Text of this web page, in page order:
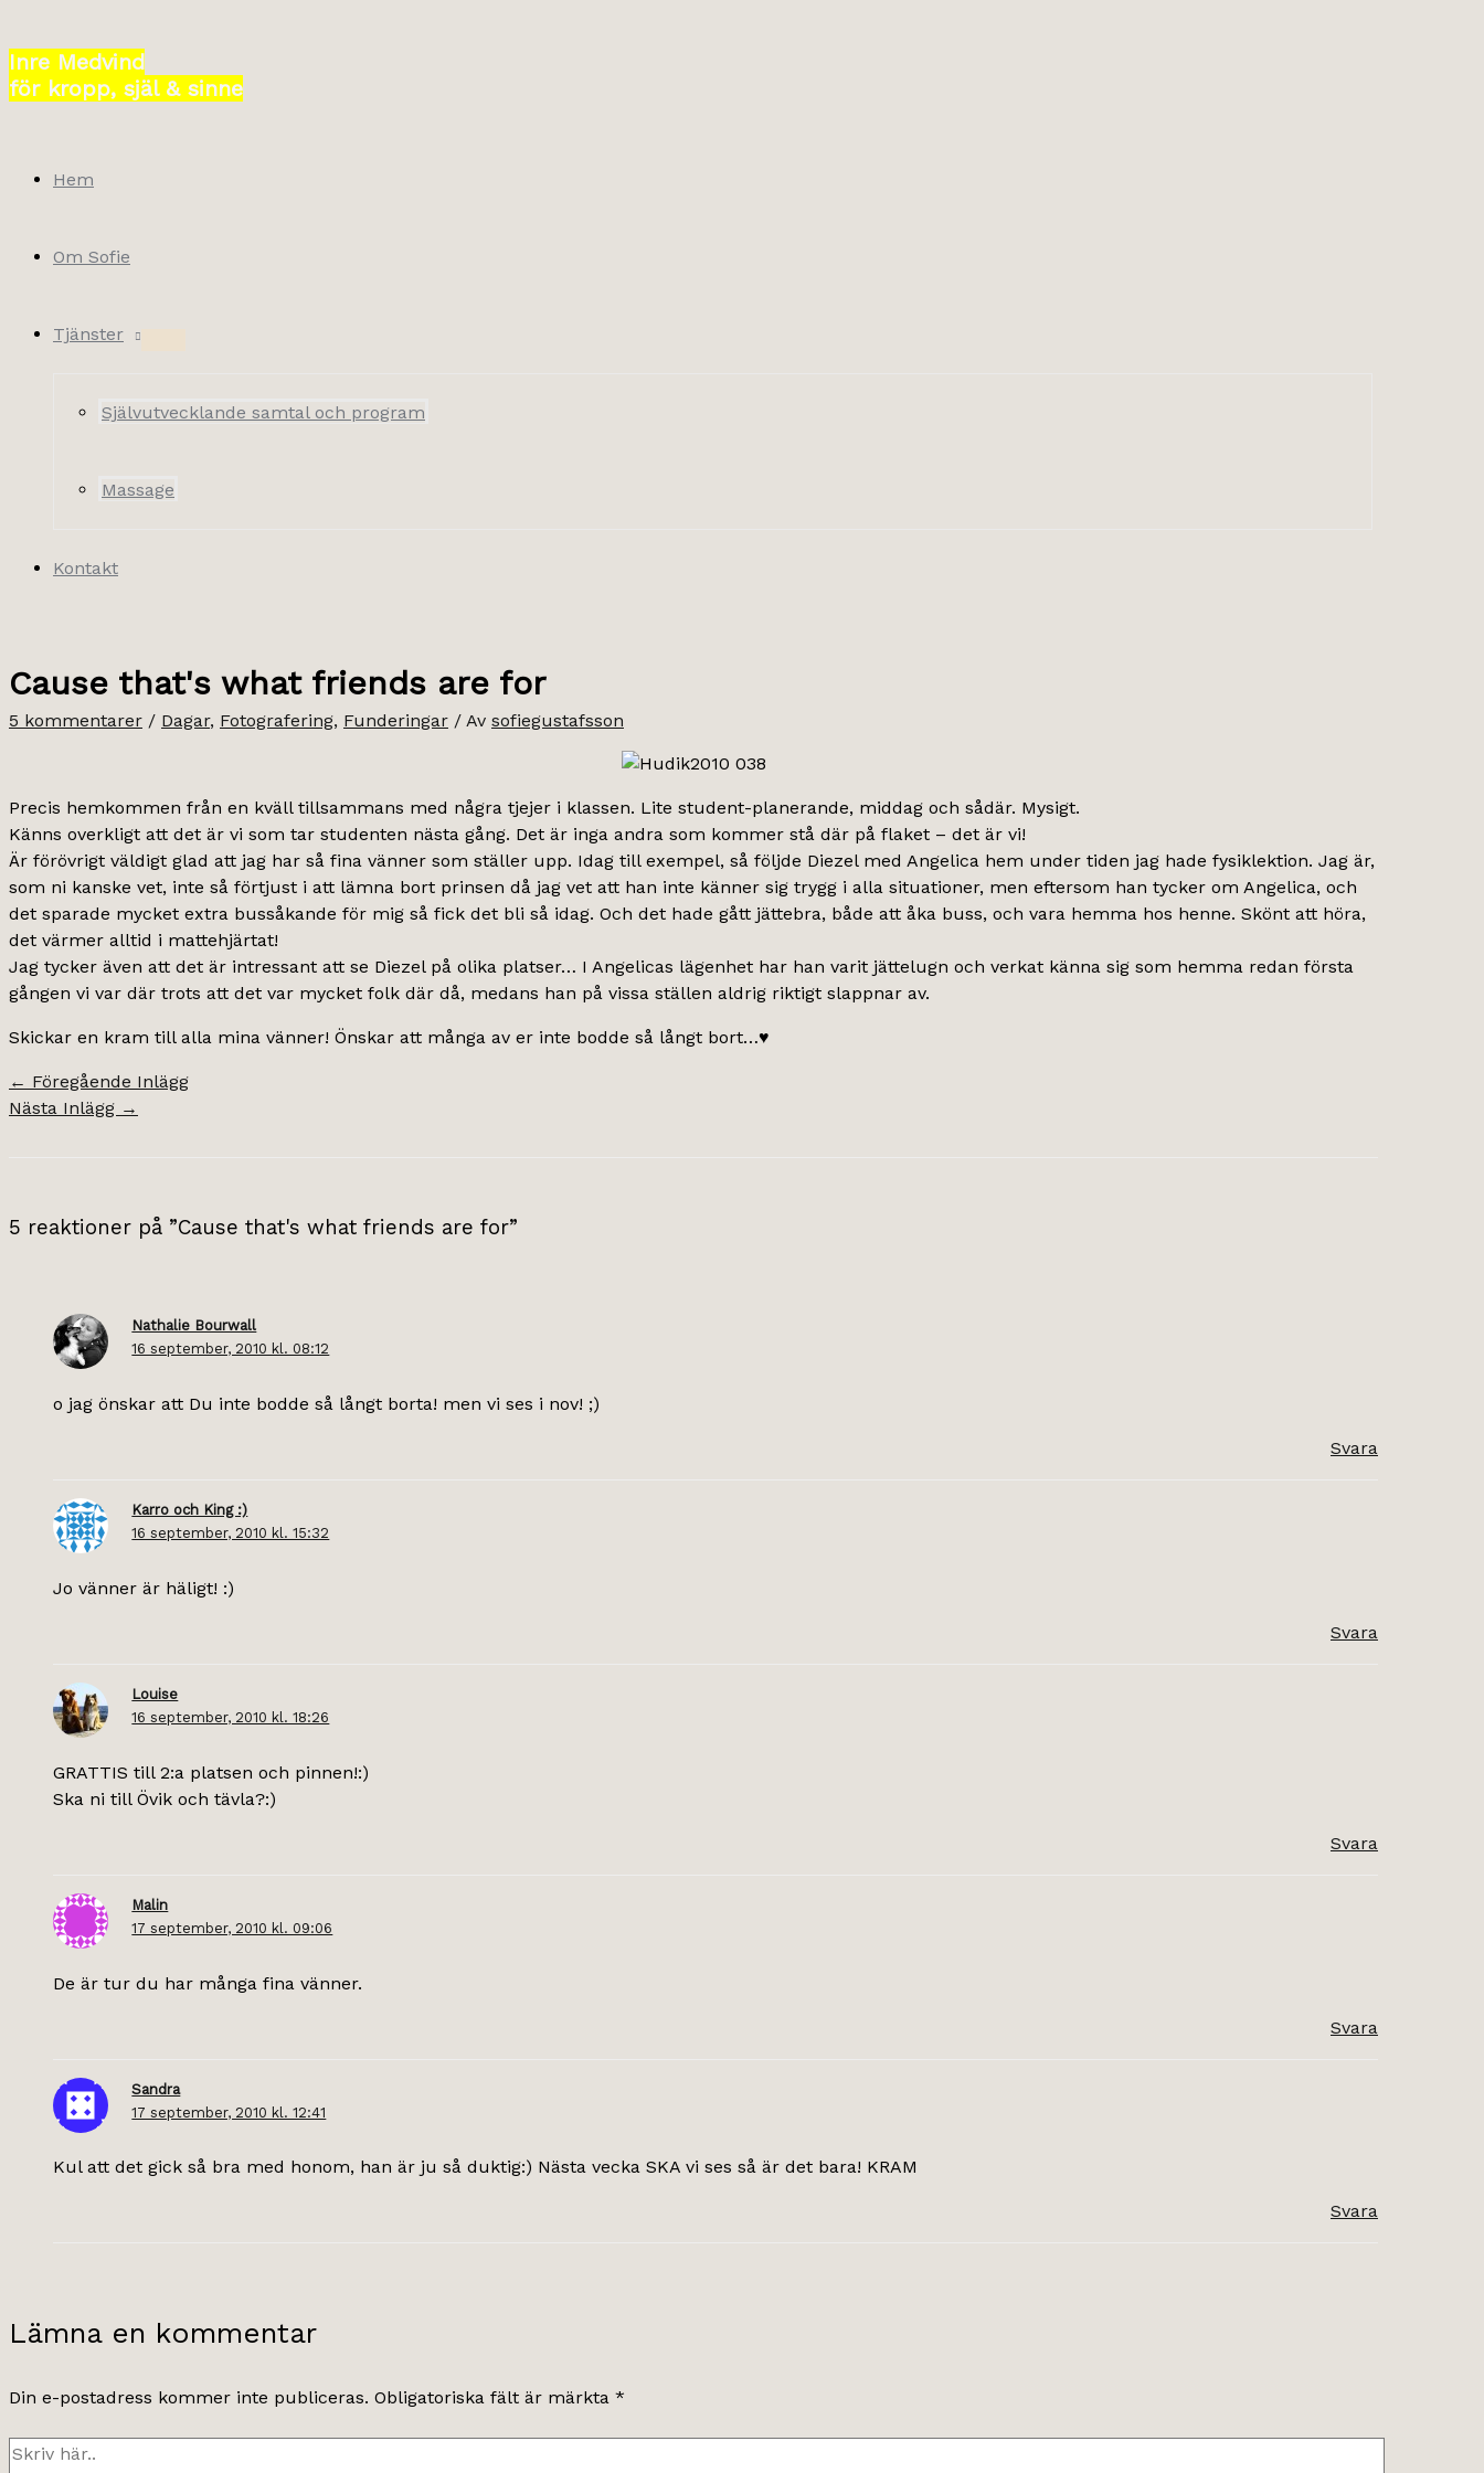
till
innehåll
Inre Medvind
för kropp, själ & sinne
Hem
Om Sofie
Tjänster
Självutvecklande samtal och program
Massage
Kontakt
Cause that's what friends are for
5 kommentarer / Dagar, Fotografering, Funderingar / Av sofiegustafsson
Precis hemkommen från en kväll tillsammans med några tjejer i klassen. Lite student-planerande, middag och sådär. Mysigt.
Känns overkligt att det är vi som tar studenten nästa gång. Det är inga andra som kommer stå där på flaket – det är vi!
Är förövrigt väldigt glad att jag har så fina vänner som ställer upp. Idag till exempel, så följde Diezel med Angelica hem under tiden jag hade fysiklektion. Jag är,
som ni kanske vet, inte så förtjust i att lämna bort prinsen då jag vet att han inte känner sig trygg i alla situationer, men eftersom han tycker om Angelica, och
det sparade mycket extra bussåkande för mig så fick det bli så idag. Och det hade gått jättebra, både att åka buss, och vara hemma hos henne. Skönt att höra,
det värmer alltid i mattehjärtat!
Jag tycker även att det är intressant att se Diezel på olika platser… I Angelicas lägenhet har han varit jättelugn och verkat känna sig som hemma redan första
gången vi var där trots att det var mycket folk där då, medans han på vissa ställen aldrig riktigt slappnar av.
Skickar en kram till alla mina vänner! Önskar att många av er inte bodde så långt bort…♥
← Föregående Inlägg
Nästa Inlägg →
5 reaktioner på ”Cause that's what friends are for”
Nathalie Bourwall
16 september, 2010 kl. 08:12
o jag önskar att Du inte bodde så långt borta! men vi ses i nov! ;)
Svara
Karro och King :)
16 september, 2010 kl. 15:32
Jo vänner är häligt! :)
Svara
Louise
16 september, 2010 kl. 18:26
GRATTIS till 2:a platsen och pinnen!:)
Ska ni till Övik och tävla?:)
Svara
Malin
17 september, 2010 kl. 09:06
De är tur du har många fina vänner.
Svara
Sandra
17 september, 2010 kl. 12:41
Kul att det gick så bra med honom, han är ju så duktig:) Nästa vecka SKA vi ses så är det bara! KRAM
Svara
Lämna en kommentar
Din e-postadress kommer inte publiceras. Obligatoriska fält är märkta *
Skriv